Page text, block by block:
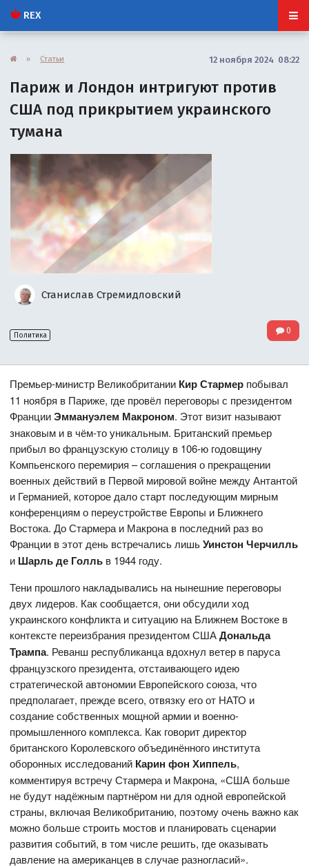
REX
» Статьи 12 ноября 2024 08:22
Париж и Лондон интригуют против
США под прикрытием украинского
тумана
Станислав Стремидловский
Политика 0
Премьер-министр Великобритании Кир Стармер побывал
11 ноября в Париже, где провёл переговоры с президентом
ФранцииЭммануэлем Макроном. Этот визит называют
знаковым и в чём-то уникальным. Британский премьер
прибыл во французскую столицу в 106-ю годовщину
Компьенского перемирия – соглашения о прекращении
военных действий в Первой мировой войне между Антантой
и Германией, которое дало старт последующим мирным
конференциям о переустройстве Европы и Ближнего
Востока. До Стармера и Макрона в последний раз во
Франции в этот день встречались лишьУинстон Черчилль
и Шарль де Голль в 1944 году.
Тени прошлого накладывались на нынешние переговоры
двух лидеров. Как сообщается, они обсудили ход
украинского конфликта и ситуацию на Ближнем Востоке в
контексте переизбрания президентом СШАДональда
Трампа. Реванш республиканца вдохнул ветер в паруса
французского президента, отстаивающего идею
стратегической автономии Европейского союза, что
предполагает, прежде всего, отвязку его от НАТО и
создание собственных мощной армии и военно-
промышленного комплекса. Как говорит директор
британского Королевского объединённого института
оборонных исследований Карин фон Хиппель,
комментируя встречу Стармера и Макрона, «США больше
не будут надёжным партнёром ни для одной европейской
страны, включая Великобританию, поэтому очень важно как
можно больше строить мостов и планировать сценарии
развития событий, в том числе решить, где оказывать
давление на американцев в случае разногласий».